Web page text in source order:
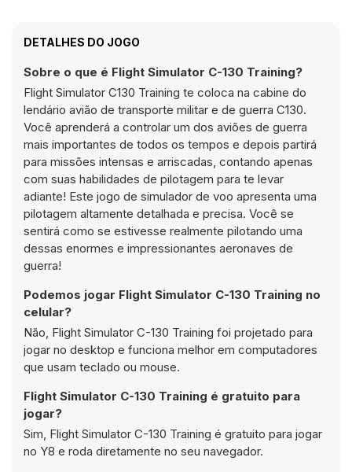
DETALHES DO JOGO
Sobre o que é Flight Simulator C-130 Training?
Flight Simulator C130 Training te coloca na cabine do
lendário avião de transporte militar e de guerra C130.
Você aprenderá a controlar um dos aviões de guerra
mais importantes de todos os tempos e depois partirá
para missões intensas e arriscadas, contando apenas
com suas habilidades de pilotagem para te levar
adiante! Este jogo de simulador de voo apresenta uma
pilotagem altamente detalhada e precisa. Você se
sentirá como se estivesse realmente pilotando uma
dessas enormes e impressionantes aeronaves de
guerra!
Podemos jogar Flight Simulator C-130 Training no
celular?
Não, Flight Simulator C-130 Training foi projetado para
jogar no desktop e funciona melhor em computadores
que usam teclado ou mouse.
Flight Simulator C-130 Training é gratuito para
jogar?
Sim, Flight Simulator C-130 Training é gratuito para jogar
no Y8 e roda diretamente no seu navegador.